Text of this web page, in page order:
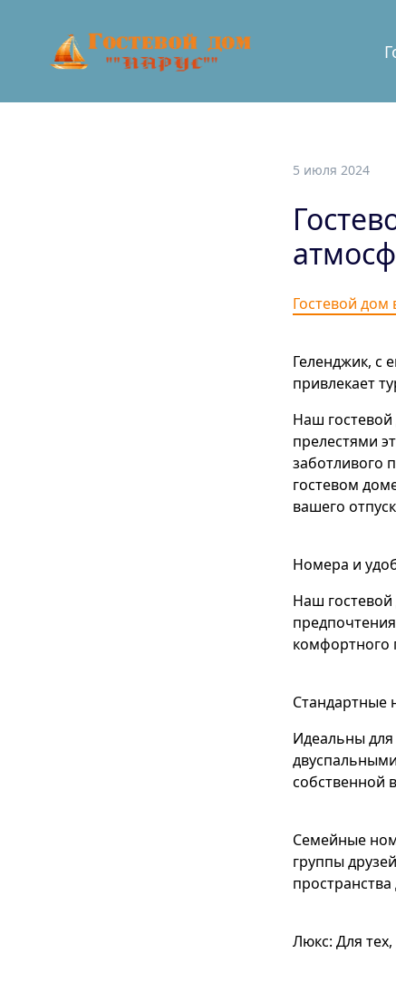
5 июля 2024
Гостевой дом
Геленджик, с
привлекает
Наш
прелестями
заботливого
гостевом
вашего
Номера и
Наш
комфортного
Стандартные
Идеальны
собственной
Семейные
группы
Люкс: Для